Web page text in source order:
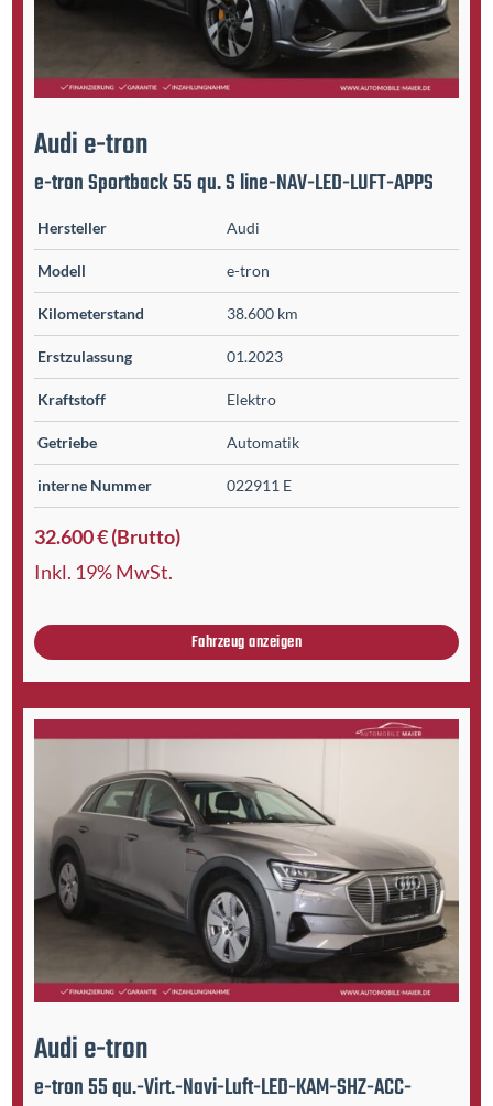
Audie-tron
e-tron Sportback 55 qu. S line-NAV-LED-LUFT-APPS
Hersteller Audi
Modell e-tron
Kilometer­stand 38.600 km
Erst­zulassung 01.2023
Kraftstoff Elektro
Getriebe Automatik
interne Nummer 022911 E
32.600 € (Brutto)
Inkl. 19% MwSt.
Fahrzeug anzeigen
Audie-tron
e-tron 55 qu.-Virt.-Navi-Luft-LED-KAM-SHZ-ACC-